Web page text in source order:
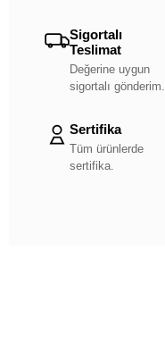
Sigortalı
Teslimat
Değerine uygun
sigortalı gönderim.
Sertifika
Tüm ürünlerde
sertifika.